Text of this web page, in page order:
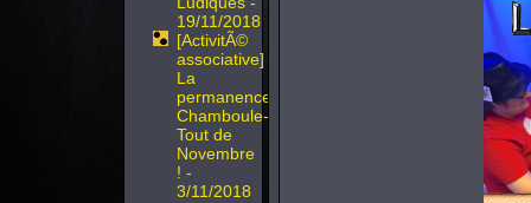
19/11/2018
[ActivitÃ©
associative]
La
permanence
Chamboule-
Tout de
Novembre
! -
3/11/2018